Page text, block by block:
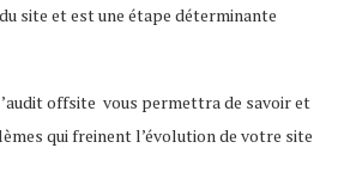
site et est une étape déterminante
offsite vous permettra de savoir et
qui freinent l’évolution de votre site